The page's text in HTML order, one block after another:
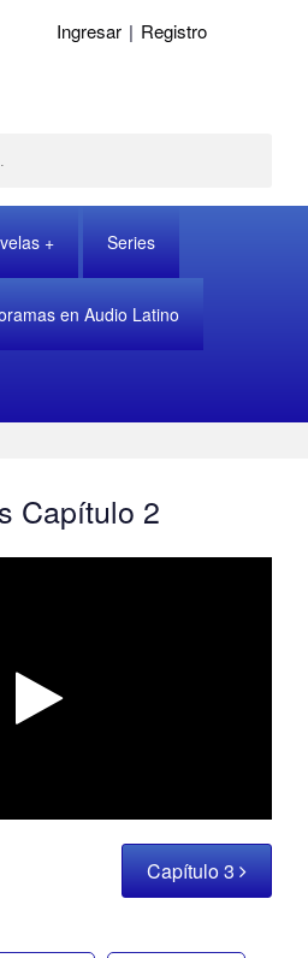
Ingresar | Registro
Series
en Audio Latino
Capítulo 2
Capítulo 3